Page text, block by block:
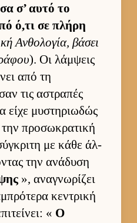
σ’ αυτό το
ό,τι σε πλήρη
Αν­θολογία, βάσει
). Οι λάμ­ψεις
από τη
τις αστραπές
είχε μυστηριω­δώς
την προσωκρατική
με κάθε άλ­
την ανάδυση
», αναγνωρίζει
κεντρική
« Ο